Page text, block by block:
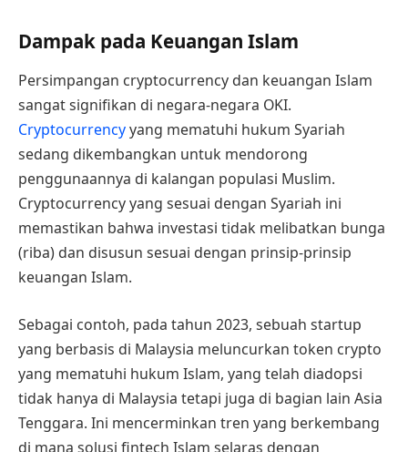
Dampak pada Keuangan Islam
Persimpangan cryptocurrency dan keuangan Islam
sangat signifikan di negara-negara OKI.
Cryptocurrencyyang mematuhi hukum Syariah
sedang dikembangkan untuk mendorong
penggunaannya di kalangan populasi Muslim.
Cryptocurrency yang sesuai dengan Syariah ini
memastikan bahwa investasi tidak melibatkan bunga
(riba) dan disusun sesuai dengan prinsip-prinsip
keuangan Islam.
Sebagai contoh, pada tahun 2023, sebuah startup
yang berbasis di Malaysia meluncurkan token crypto
yang mematuhi hukum Islam, yang telah diadopsi
tidak hanya di Malaysia tetapi juga di bagian lain Asia
Tenggara. Ini mencerminkan tren yang berkembang
di mana solusi fintech Islam selaras dengan